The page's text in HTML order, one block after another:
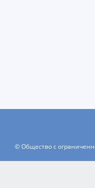
© Общество с